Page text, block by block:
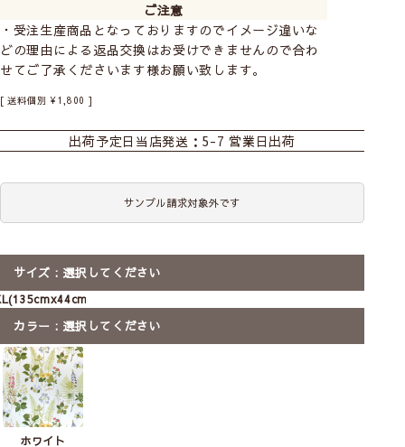
ご注意
・受注生産商品となっておりますのでイメージ違いな
どの理由による返品交換はお受けできませんので合わ
せてご了承くださいます様お願い致します。
へ
【北欧雑貨】ファブリック
パネル フォグリングスト
ゥール｜boras cotton(約
73×51)L横
borascotton(135x44)XL
【大型商品の為カーテン類と同梱
へ
送料個別 ¥1,800
出荷予定日 当店発送：5-7 営業日出荷
サンプル請求対象外です
カラー 選択してください
ホワイト
サイズ 選択してください